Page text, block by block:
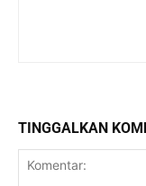
TINGGALKAN